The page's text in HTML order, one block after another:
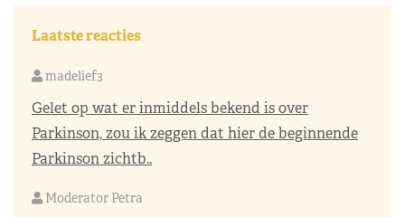
Laatste reacties
madelief3
Gelet op wat er inmiddels bekend is over
Parkinson, zou ik zeggen dat hier de beginnende
Parkinson zichtb..
Moderator Petra